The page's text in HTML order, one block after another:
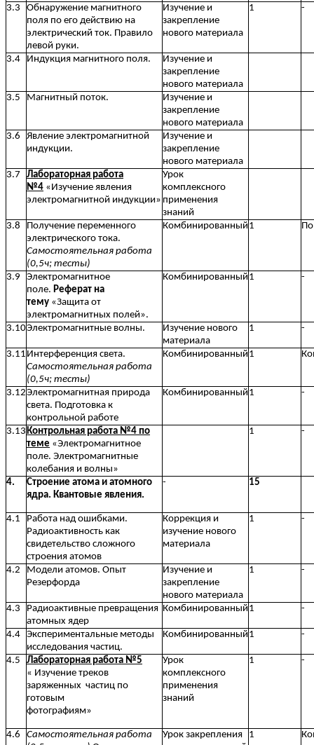
3.3
Обнаружение магнитного
поля по его действию на
электрический ток. Правило
левой руки.
Изучение и
закрепление
нового материала
1 -
3.4 Индукция магнитного поля.
Изучение и
закрепление
нового материала
3.5
Магнитный поток.
Изучение и
закрепление
нового материала
3.6
Явление электромагнитной
индукции.
Изучение и
закрепление
нового материала
3.7
Лабораторная работа
№4 «Изучение явления
электромагнитной индукции»
Урок
комплексного
применения
знаний
3.8
Получение переменного
электрического тока.
Самостоятельная работа
(0,5ч; тесты)
Комбинированный1
3.9
Электромагнитное
поле. Реферат на
тему «Защита от
электромагнитных полей».
Комбинированный1 -
3.10Электромагнитные волны.
Изучение нового
материала
1 -
3.11 Интерференция света.
Самостоятельная работа
(0,5ч; тесты)
Комбинированный1
3.12Электромагнитная природа
света. Подготовка к
контрольной работе
Комбинированный1 -
3.13 Контрольная работа №4 по
теме «Электромагнитное
поле. Электромагнитные
колебания и волны»
1 -
4.
Строение атома и атомного
ядра. Квантовые явления.
- 15
4.1
Работа над ошибками.
Радиоактивность как
свидетельство сложного
строения атомов
Коррекция и
изучение нового
материала
1 -
4.2
Модели атомов. Опыт
Резерфорда
Изучение и
закрепление
нового материала
1 -
4.3
Радиоактивные превращения
атомных ядер
Комбинированный1 -
4.4 Экспериментальные методы
исследования частиц.
Комбинированный1 -
4.5
Лабораторная работа №5
« Изучение треков
заряженных частиц по
готовым
фотографиям»
Урок
комплексного
применения
знаний
1 -
4.6
Самостоятельная работа
Урок закрепления
1